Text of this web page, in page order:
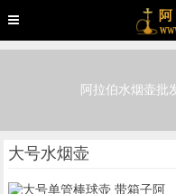
阿拉伯水烟壶批
大号水烟壶